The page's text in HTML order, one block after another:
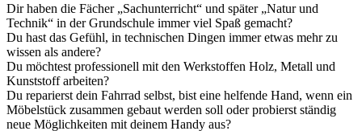
Dir haben die Fächer „Sachunterricht“ und später „Natur und
Technik“ in der Grundschule immer viel Spaß gemacht?
Du hast das Gefühl, in technischen Dingen immer etwas mehr zu
wissen als andere?
Du möchtest professionell mit den Werkstoffen Holz, Metall und
Kunststoff arbeiten?
Du reparierst dein Fahrrad selbst, bist eine helfende Hand, wenn ein
Möbelstück zusammen gebaut werden soll oder probierst ständig
neue Möglichkeiten mit deinem Handy aus?